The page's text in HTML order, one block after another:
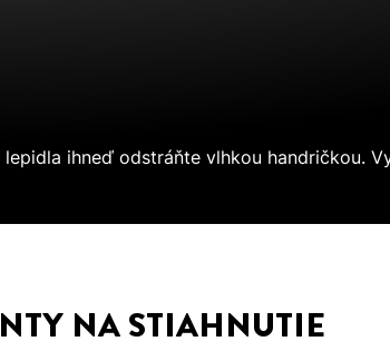
ihneď odstráňte vlhkou handričkou.
NA STIAHNUTIE